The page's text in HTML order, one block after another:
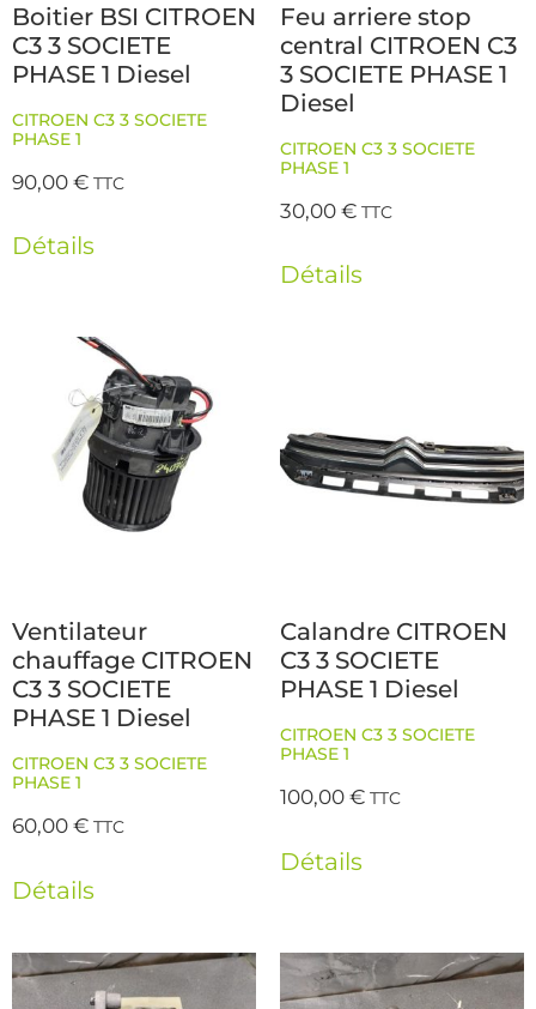
Boitier BSI CITROEN
C3 3 SOCIETE
PHASE 1 Diesel
CITROEN C3 3 SOCIETE
PHASE 1
90,00€ TTC
Détails
Feu arriere stop
central CITROEN C3
3 SOCIETE PHASE 1
Diesel
CITROEN C3 3 SOCIETE
PHASE 1
30,00€ TTC
Détails
Ventilateur
chauffage CITROEN
C3 3 SOCIETE
PHASE 1 Diesel
CITROEN C3 3 SOCIETE
PHASE 1
60,00€ TTC
Détails
Calandre CITROEN
C3 3 SOCIETE
PHASE 1 Diesel
CITROEN C3 3 SOCIETE
PHASE 1
100,00€ TTC
Détails